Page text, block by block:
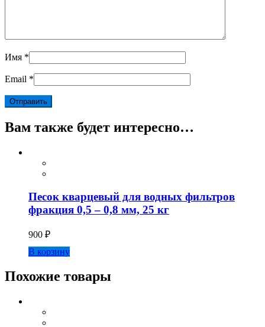
Имя *
Email *
Вам также будет интересно…
Песок кварцевый для водных фильтров
фракция 0,5 – 0,8 мм, 25 кг
900 ₽
В корзину
Похожие товары